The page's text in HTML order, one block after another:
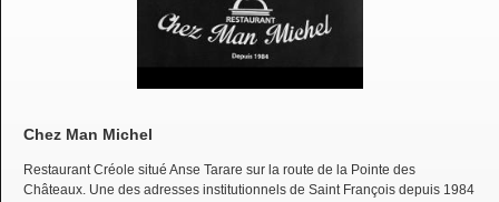
Chez Man Michel
Restaurant Créole situé Anse Tarare sur la route de la Pointe des
Châteaux. Une des adresses institutionnels de Saint François depuis 1984